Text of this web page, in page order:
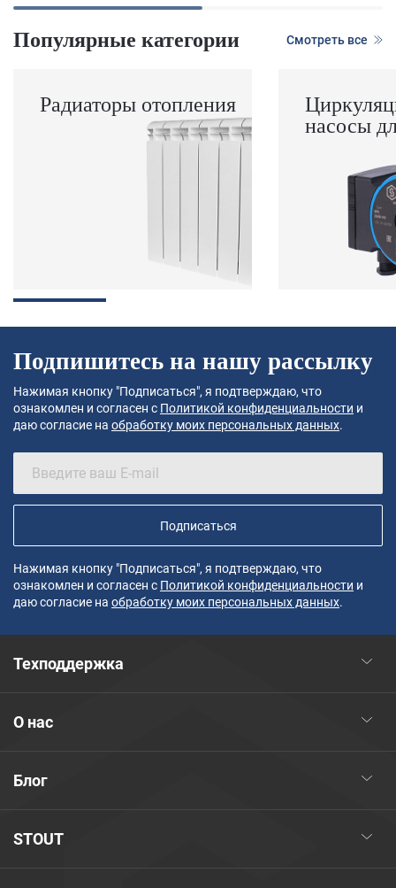
Популярные категории Смотреть все
Радиаторы отопления
насосы
Подпишитесь на нашу рассылку
Нажимая кнопку "Подписаться", я подтверждаю, что
ознакомлен и согласен с Политикой конфиденциальности и
даю согласие на обработку моих персональных данных.
Подписаться
Нажимая кнопку "Подписаться", я подтверждаю, что
ознакомлен и согласен с Политикой конфиденциальности и
даю согласие на обработку моих персональных данных.
STOUT
Блог
О нас
Техподдержка